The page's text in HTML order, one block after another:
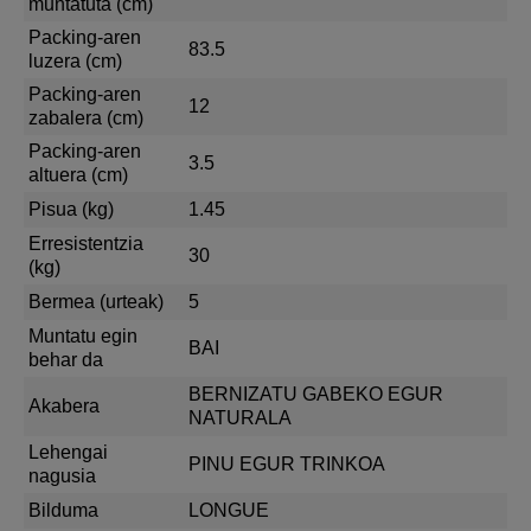
Packing-aren
luzera (cm)
83.5
Packing-aren
zabalera (cm)
12
Packing-aren
altuera (cm)
3.5
Pisua (kg)
1.45
Erresistentzia
(kg)
30
Bermea (urteak)
5
Muntatu egin
behar da
BAI
Akabera
BERNIZATU GABEKO EGUR
NATURALA
Lehengai
nagusia
PINU EGUR TRINKOA
Bilduma LONGUE